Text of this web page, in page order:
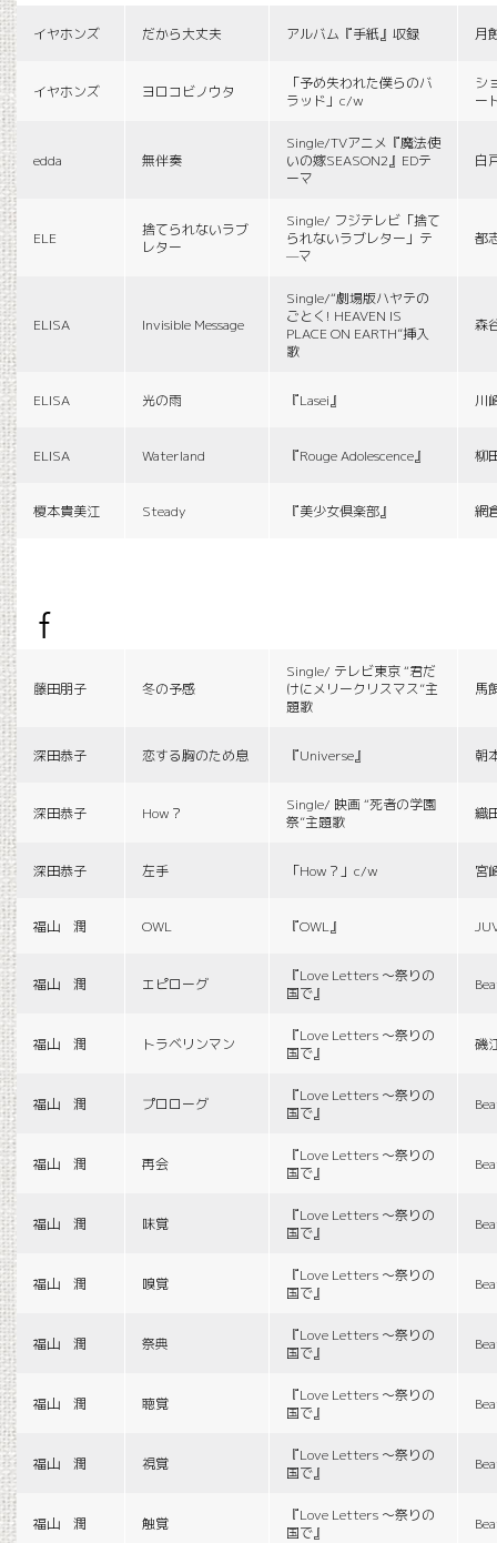
イヤホンズ だから大丈夫 アルバム『手紙』収録 月
イヤホンズ ヨロコビノウタ
「予め失われた僕らのバ
ラッド」c/w
シ
ー
edda 無伴奏
Single/TVアニメ『魔法使
いの嫁SEASON2』EDテ
ーマ
白
ELE
捨てられないラブ
レター
Single/ フジテレビ「捨て
られないラブレター」テ
—マ
都
ELISA Invisible Message
Single/“劇場版ハヤテの
ごとく! HEAVEN IS
PLACE ON EARTH”挿入
歌
森
ELISA 光の雨 『Lasei』 川
ELISA Waterland 『Rouge Adolescence』 柳
榎本貴美江 Steady 『美少女倶楽部』 網
f
藤田朋子 冬の予感
Single/ テレビ東京 “君だ
けにメリークリスマス”主
題歌
馬
深田恭子 恋する胸のため息 『Universe』 朝
深田恭子 How？
Single/ 映画 “死者の学園
祭”主題歌
織
深田恭子 左手 「How？」c/w 宮
福山 潤 OWL 『OWL』
福山 潤 エピローグ
『Love Letters 〜祭りの
国で』
福山 潤 トラベリンマン
『Love Letters 〜祭りの
国で』
磯
福山 潤 プロローグ
『Love Letters 〜祭りの
国で』
福山 潤 再会
『Love Letters 〜祭りの
国で』
福山 潤 味覚
『Love Letters 〜祭りの
国で』
福山 潤 嗅覚
『Love Letters 〜祭りの
国で』
福山 潤 祭典
『Love Letters 〜祭りの
国で』
福山 潤 聴覚
『Love Letters 〜祭りの
国で』
福山 潤 視覚
『Love Letters 〜祭りの
国で』
福山 潤 触覚
『Love Letters 〜祭りの
国で』